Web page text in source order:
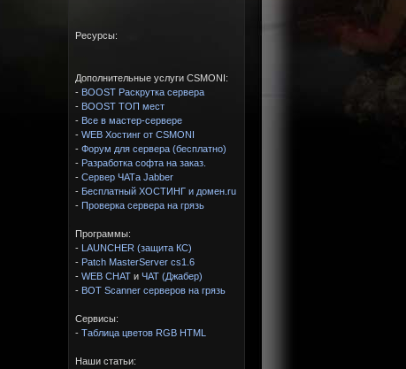
Ресурсы:
Дополнительные услуги CSMONI:
- BOOST Раскрутка сервера
- BOOST ТОП мест
- Все в мастер-сервере
- WEB Хостинг от CSMONI
- Форум для сервера (бесплатно)
- Разработка софта на заказ.
- Сервер ЧАТа Jabber
- Бесплатный ХОСТИНГ и домен.ru
- Проверка сервера на грязь
Программы:
- LAUNCHER (защита КС)
- Patch MasterServer cs1.6
- WEB CHAT и ЧАТ (Джабер)
- BOT Scanner серверов на грязь
Сервисы:
- Таблица цветов RGB HTML
Наши статьи: